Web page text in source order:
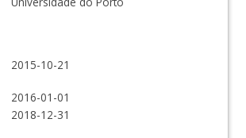
2015-10-21
2016-01-01
2018-12-31